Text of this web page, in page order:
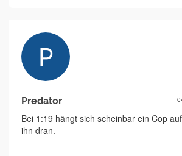
Predator
Bei 1:19 hängt sich scheinbar ein Cop
ihn dran.